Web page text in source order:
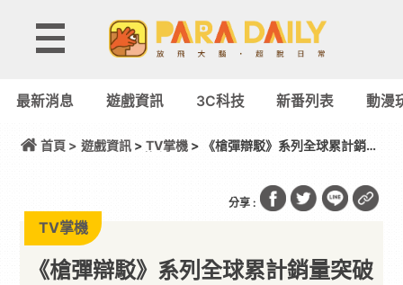
最新消息 遊戲資訊 3C科技 新番列表 動漫
首頁 > 遊戲資訊> TV掌機> 《槍彈辯駁》系列全球累計銷量
分享 :
TV掌機
《槍彈辯駁》系列全球累計銷量突破